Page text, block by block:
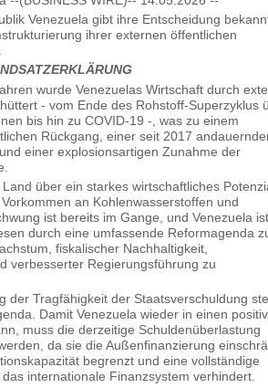
Venezuela gibt ihre Entscheidung
ihrer externen öffentlichen
wurde Venezuelas Wirtschaft durch
- vom Ende des Rohstoff-Superzyklus
bis hin zu COVID-19 -, was zu einem
Rückgang, einer seit 2017
einer explosionsartigen Zunahme der
über ein starkes wirtschaftliches
an Kohlenwasserstoffen und
ist bereits im Gange, und Venezuela ist
durch eine umfassende Reformagenda
fiskalischer Nachhaltigkeit,
verbesserter Regierungsführung zu
der Tragfähigkeit der Staatsverschuldung
Damit Venezuela wieder in einen
muss die derzeitige Schuldenüberlastung
da sie die Außenfinanzierung
begrenzt und eine vollständige
internationale Finanzsystem verhindert.